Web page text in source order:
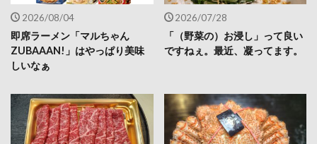
2026/08/04
即席ラーメン「マルちゃん
ZUBAAAN!」はやっぱり美味
しいなぁ
2026/07/28
「（野菜の）お浸し」って良い
ですねぇ。最近、凝ってます。